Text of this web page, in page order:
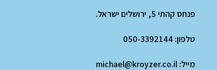
פנחס קהתי 5, ירושלים ישראל.
טלפון: 050-3392144
מייל: michael@kroyzer.co.il